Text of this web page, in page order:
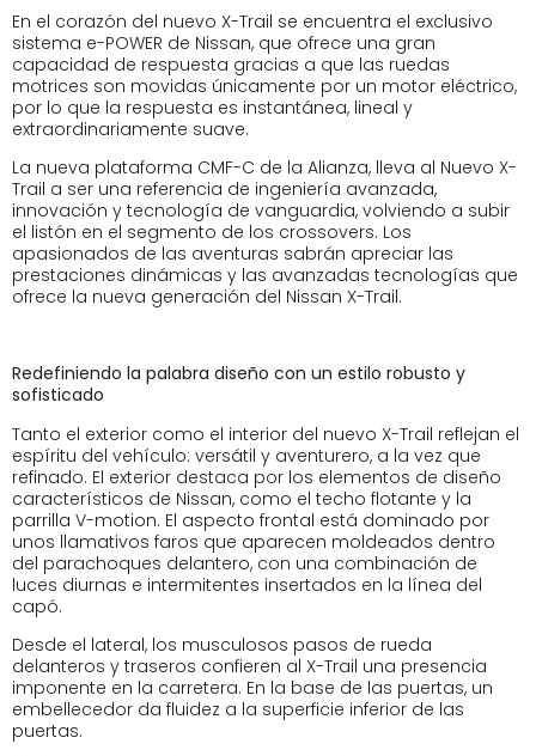
En el corazón del nuevo X-Trail se encuentra el exclusivo
sistema e-POWER de Nissan, que ofrece una gran
capacidad de respuesta gracias a que las ruedas
motrices son movidas únicamente por un motor eléctrico,
por lo que la respuesta es instantánea, lineal y
extraordinariamente suave.
La nueva plataforma CMF-C de la Alianza, lleva al Nuevo X-
Trail a ser una referencia de ingeniería avanzada,
innovación y tecnología de vanguardia, volviendo a subir
el listón en el segmento de los crossovers. Los
apasionados de las aventuras sabrán apreciar las
prestaciones dinámicas y las avanzadas tecnologías que
ofrece la nueva generación del Nissan X-Trail.
Redefiniendo la palabra diseño con un estilo robusto y
sofisticado
Tanto el exterior como el interior del nuevo X-Trail reflejan el
espíritu del vehículo: versátil y aventurero, a la vez que
refinado. El exterior destaca por los elementos de diseño
característicos de Nissan, como el techo flotante y la
parrilla V-motion. El aspecto frontal está dominado por
unos llamativos faros que aparecen moldeados dentro
del parachoques delantero, con una combinación de
luces diurnas e intermitentes insertados en la línea del
capó.
Desde el lateral, los musculosos pasos de rueda
delanteros y traseros confieren al X-Trail una presencia
imponente en la carretera. En la base de las puertas, un
embellecedor da fluidez a la superficie inferior de las
puertas.